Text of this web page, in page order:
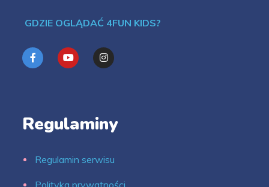
GDZIE OGLĄDAĆ 4FUN KIDS?
Regulaminy
Regulamin serwisu
Polityka prywatności